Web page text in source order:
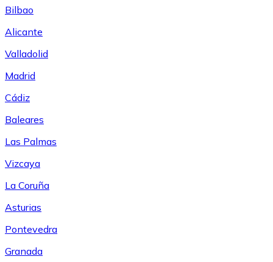
Bilbao
Alicante
Valladolid
Madrid
Cádiz
Baleares
Las Palmas
Vizcaya
La Coruña
Asturias
Pontevedra
Granada